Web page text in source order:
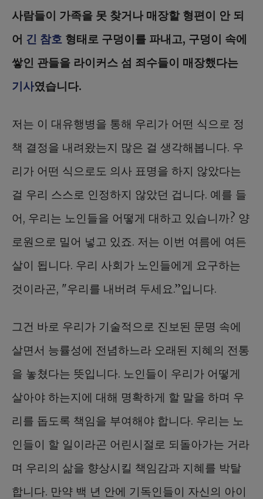
사람들이 가족을 못 찾거나 매장할 형편이 안 되
어 긴 참호 형태로 구덩이를 파내고, 구덩이 속에
쌓인 관들을 라이커스 섬 죄수들이 매장했다는
기사였습니다.
저는 이 대유행병을 통해 우리가 어떤 식으로 정
책 결정을 내려왔는지 많은 걸 생각해봅니다. 우
리가 어떤 식으로도 의사 표명을 하지 않았다는
걸 우리 스스로 인정하지 않았던 겁니다. 예를 들
어, 우리는 노인들을 어떻게 대하고 있습니까? 양
로원으로 밀어 넣고 있죠. 저는 이번 여름에 여든
살이 됩니다. 우리 사회가 노인들에게 요구하는
것이라곤, "우리를 내버려 두세요.”입니다.
그건 바로 우리가 기술적으로 진보된 문명 속에
살면서 능률성에 전념하느라 오래된 지혜의 전통
을 놓쳤다는 뜻입니다. 노인들이 우리가 어떻게
살아야 하는지에 대해 명확하게 할 말을 하며 우
리를 돕도록 책임을 부여해야 합니다. 우리는 노
인들이 할 일이라곤 어린시절로 되돌아가는 거라
며 우리의 삶을 향상시킬 책임감과 지혜를 박탈
합니다. 만약 백 년 안에 기독인들이 자신의 아이